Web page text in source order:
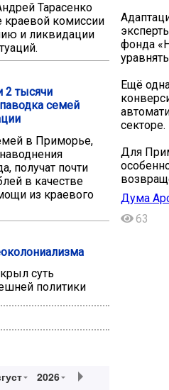
Тарасенко
краевой комиссии
и ликвидации
2 тысячи
семей
в Приморье,
получат почти
в качестве
из краевого
суть
политики
2026
фонда
Ещё
секторе.
Для
Дума
63